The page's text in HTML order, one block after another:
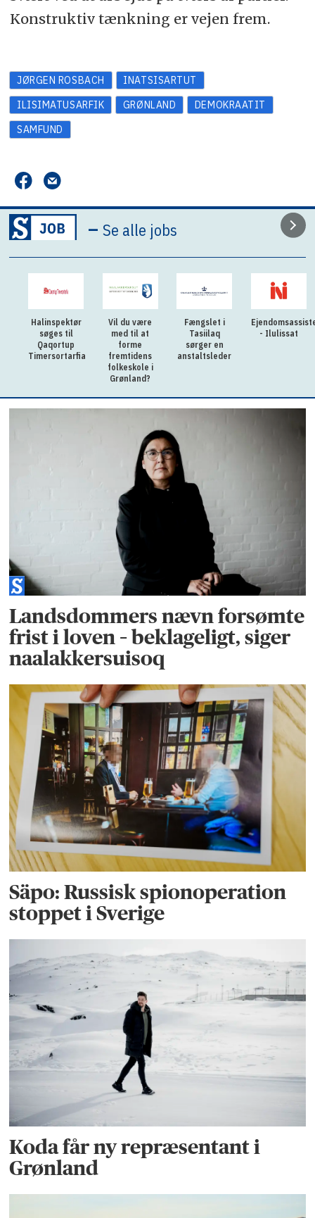
Konstruktiv tænkning er vejen frem.
JØRGEN ROSBACH
INATSISARTUT
ILISIMATUSARFIK
GRØNLAND
DEMOKRAATIT
SAMFUND
–Se alle jobs
Halinspektør
søges til
Qaqortup
Timersortarfia
Vil du være
med til at
forme
fremtidens
folkeskole i
Grønland?
Fængslet i
Tasiilaq
sørger en
anstaltsleder
- Ilulissat
Landsdommers nævn forsømte
frist i loven – beklageligt, siger
naalakkersuisoq
Säpo: Russisk spionoperation
stoppet i Sverige
Koda får ny repræsentant i
Grønland